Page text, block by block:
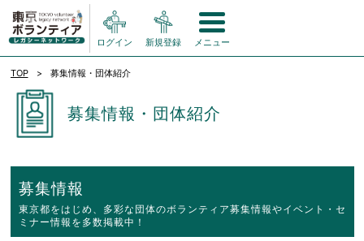
ログイン 新規登録 メニュー
TOP 募集情報・団体紹介
募集情報・団体紹介
募集情報
東京都をはじめ、多彩な団体のボランティア募集情報やイベント・セ
ミナー情報を多数掲載中！